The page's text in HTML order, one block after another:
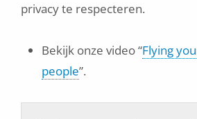
privacy te respecteren.
Bekijk onze video “Flying
people”.